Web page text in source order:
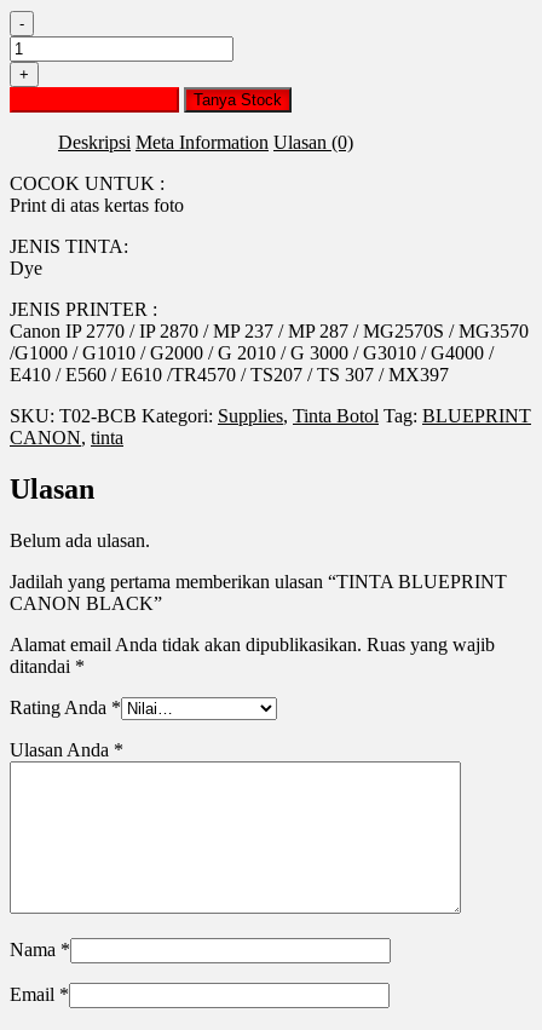
-
Kuantitas
TINTA
BLUEPRINT
CANON
BLACK
+
Tanya Stock
Deskripsi Meta Information Ulasan (0)
COCOK UNTUK :
Print di atas kertas foto
JENIS TINTA:
Dye
JENIS PRINTER :
Canon IP 2770 / IP 2870 / MP 237 / MP 287 / MG2570S / MG3570
/G1000 / G1010 / G2000 / G 2010 / G 3000 / G3010 / G4000 /
E410 / E560 / E610 /TR4570 / TS207 / TS 307 / MX397
SKU: T02-BCB Kategori: Supplies, Tinta Botol Tag: BLUEPRINT
CANON, tinta
Ulasan
Belum ada ulasan.
Jadilah yang pertama memberikan ulasan “TINTA BLUEPRINT
CANON BLACK”
Alamat email Anda tidak akan dipublikasikan. Ruas yang wajib
ditandai *
Rating Anda *
Ulasan Anda *
Nama *
Email *